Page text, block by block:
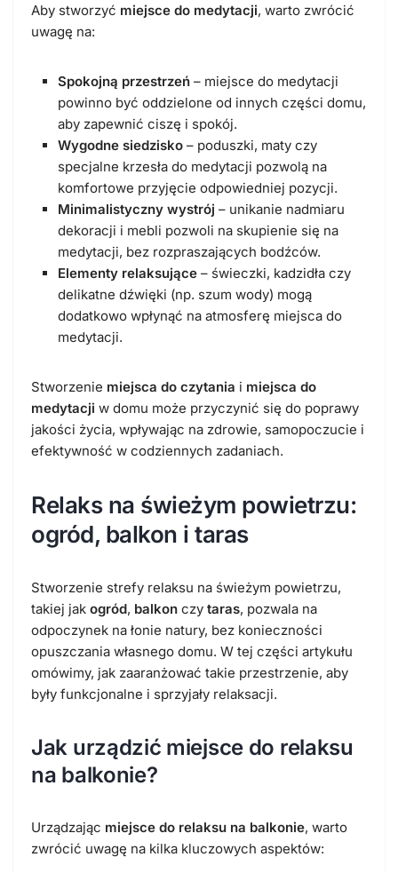
Aby stworzyć miejsce do medytacji, warto zwrócić
uwagę na:
Spokojną przestrzeń – miejsce do medytacji
powinno być oddzielone od innych części domu,
aby zapewnić ciszę i spokój.
Wygodne siedzisko – poduszki, maty czy
specjalne krzesła do medytacji pozwolą na
komfortowe przyjęcie odpowiedniej pozycji.
Minimalistyczny wystrój – unikanie nadmiaru
dekoracji i mebli pozwoli na skupienie się na
medytacji, bez rozpraszających bodźców.
Elementy relaksujące – świeczki, kadzidła czy
delikatne dźwięki (np. szum wody) mogą
dodatkowo wpłynąć na atmosferę miejsca do
medytacji.
Stworzenie miejsca do czytania i miejsca do
medytacji w domu może przyczynić się do poprawy
jakości życia, wpływając na zdrowie, samopoczucie i
efektywność w codziennych zadaniach.
Relaks na świeżym powietrzu:
ogród, balkon i taras
Stworzenie strefy relaksu na świeżym powietrzu,
takiej jak ogród, balkon czy taras, pozwala na
odpoczynek na łonie natury, bez konieczności
opuszczania własnego domu. W tej części artykułu
omówimy, jak zaaranżować takie przestrzenie, aby
były funkcjonalne i sprzyjały relaksacji.
Jak urządzić miejsce do relaksu
na balkonie?
Urządzając miejsce do relaksu na balkonie, warto
zwrócić uwagę na kilka kluczowych aspektów: